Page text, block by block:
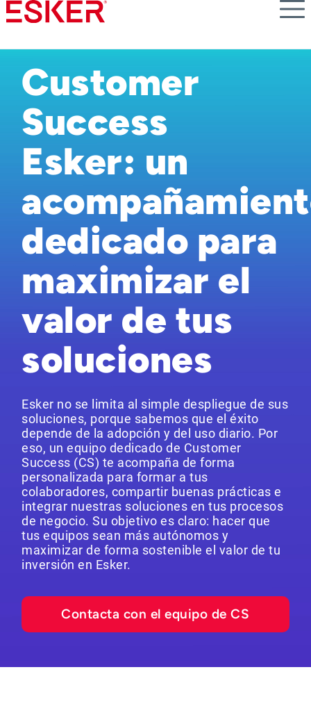
Skip
to
content
Customer
Success
Esker: un
dedicado para
maximizar el
valor de tus
soluciones
Esker no se limita al simple despliegue de sus
soluciones, porque sabemos que el éxito
depende de la adopción y del uso diario. Por
eso, un equipo dedicado de Customer
Success (CS) te acompaña de forma
personalizada para formar a tus
colaboradores, compartir buenas prácticas e
integrar nuestras soluciones en tus procesos
de negocio. Su objetivo es claro: hacer que
tus equipos sean más autónomos y
maximizar de forma sostenible el valor de tu
inversión en Esker.
Contacta con el equipo de CS